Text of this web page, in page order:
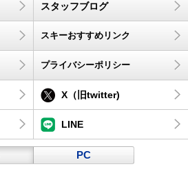
スタッフブログ
スキーおすすめリンク
プライバシーポリシー
X（旧twitter)
LINE
PC